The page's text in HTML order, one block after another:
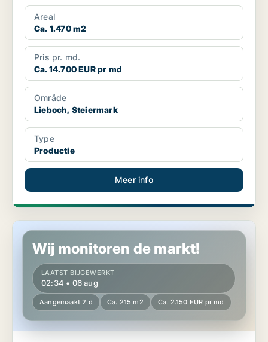
Areal
Ca. 1.470 m2
Pris pr. md.
Ca. 14.700 EUR pr md
Område
Lieboch, Steiermark
Type
Productie
Meer info
Productie in Lieboch, Steiermark
Wij monitoren de markt!
LAATST BIJGEWERKT
02:34 • 06 aug
Aangemaakt 2 d Ca. 215 m2 Ca. 2.150 EUR pr md